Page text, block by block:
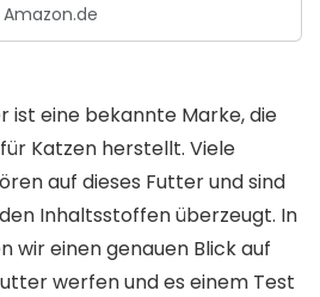
Amazon.de
ist eine bekannte Marke, die
Katzen herstellt. Viele
auf dieses Futter und sind
Inhaltsstoffen überzeugt. In
wir einen genauen Blick auf
werfen und es einem Test